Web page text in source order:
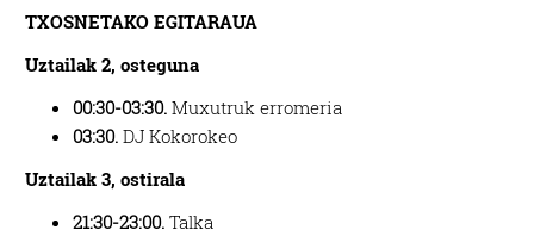
TXOSNETAKO EGITARAUA
Uztailak 2, osteguna
00:30-03:30. Muxutruk erromeria
03:30. DJ Kokorokeo
Uztailak 3, ostirala
21:30-23:00. Talka